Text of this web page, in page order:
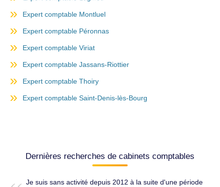
Expert comptable Montluel
Expert comptable Péronnas
Expert comptable Viriat
Expert comptable Jassans-Riottier
Expert comptable Thoiry
Expert comptable Saint-Denis-lès-Bourg
Dernières recherches de cabinets comptables
Je suis sans activité depuis 2012 à la suite d'une période